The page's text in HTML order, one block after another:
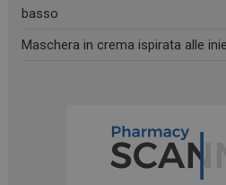
basso
Maschera in crema ispirata alle